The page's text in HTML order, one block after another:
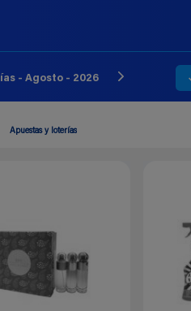
- Agosto - 2026
Apuestas y loterías